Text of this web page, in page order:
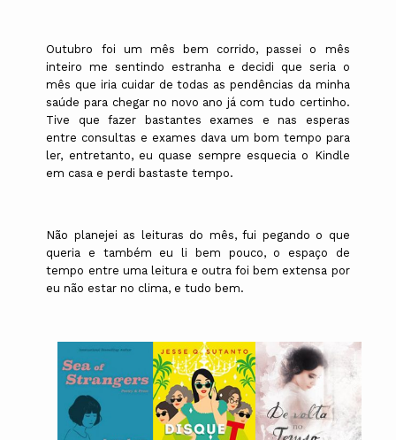
Outubro foi um mês bem corrido, passei o mês
inteiro me sentindo estranha e decidi que seria o
mês que iria cuidar de todas as pendências da minha
saúde para chegar no novo ano já com tudo certinho.
Tive que fazer bastantes exames e nas esperas
entre consultas e exames dava um bom tempo para
ler, entretanto, eu quase sempre esquecia o Kindle
em casa e perdi bastaste tempo.
Não planejei as leituras do mês, fui pegando o que
queria e também eu li bem pouco, o espaço de
tempo entre uma leitura e outra foi bem extensa por
eu não estar no clima, e tudo bem.